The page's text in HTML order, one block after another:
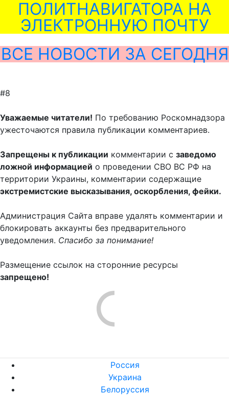
ПОЛИТНАВИГАТОРА НА
ЭЛЕКТРОННУЮ ПОЧТУ
ВСЕ НОВОСТИ ЗА СЕГОДНЯ
#8
Уважаемые читатели! По требованию Роскомнадзора
ужесточаются правила публикации комментариев.
Запрещены к публикации комментарии с заведомо
ложной информацией о проведении СВО ВС РФ на
территории Украины, комментарии содержащие
экстремистские высказывания, оскорбления, фейки.
Администрация Сайта вправе удалять комментарии и
блокировать аккаунты без предварительного
уведомления. Спасибо за понимание!
Размещение ссылок на сторонние ресурсы
запрещено!
Россия
Украина
Белоруссия